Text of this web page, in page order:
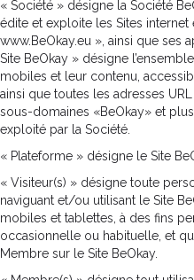
« Société » désigne la Société
édite et exploite les Sites
www.BeOkay.eu », ainsi que ses
Site BeOkay » désigne
mobiles et leur contenu,
ainsi que toutes les adresses
sous-domaines «BeOkay» et
exploité par la Société.
« Plateforme » désigne le Site
« Visiteur(s) » désigne toute
naviguant et/ou utilisant le Site
mobiles et tablettes, à des fins
occasionnelle ou habituelle, et
Membre sur le Site BeOkay.